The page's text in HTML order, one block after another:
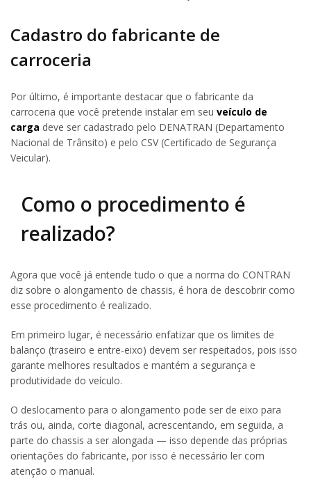
Cadastro do fabricante de
carroceria
Por último, é importante destacar que o fabricante da
carroceria que você pretende instalar em seu veículo de
carga deve ser cadastrado pelo DENATRAN (Departamento
Nacional de Trânsito) e pelo CSV (Certificado de Segurança
Veicular).
Como o procedimento é
realizado?
Agora que você já entende tudo o que a norma do CONTRAN
diz sobre o alongamento de chassis, é hora de descobrir como
esse procedimento é realizado.
Em primeiro lugar, é necessário enfatizar que os limites de
balanço (traseiro e entre-eixo) devem ser respeitados, pois isso
garante melhores resultados e mantém a segurança e
produtividade do veículo.
O deslocamento para o alongamento pode ser de eixo para
trás ou, ainda, corte diagonal, acrescentando, em seguida, a
parte do chassis a ser alongada — isso depende das próprias
orientações do fabricante, por isso é necessário ler com
atenção o manual.